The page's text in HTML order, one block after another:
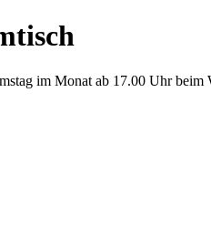
im Monat ab 17.00 Uhr